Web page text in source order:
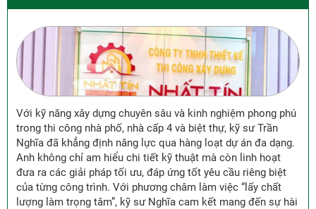
Với kỹ năng xây dựng chuyên sâu và kinh nghiệm phong phú
trong thi công nhà phố, nhà cấp 4 và biệt thự, kỹ sư Trần
Nghĩa đã khẳng định năng lực qua hàng loạt dự án đa dạng.
Anh không chỉ am hiểu chi tiết kỹ thuật mà còn linh hoạt
đưa ra các giải pháp tối ưu, đáp ứng tốt yêu cầu riêng biệt
của từng công trình. Với phương châm làm việc “lấy chất
lượng làm trọng tâm”, kỹ sư Nghĩa cam kết mang đến sự hài